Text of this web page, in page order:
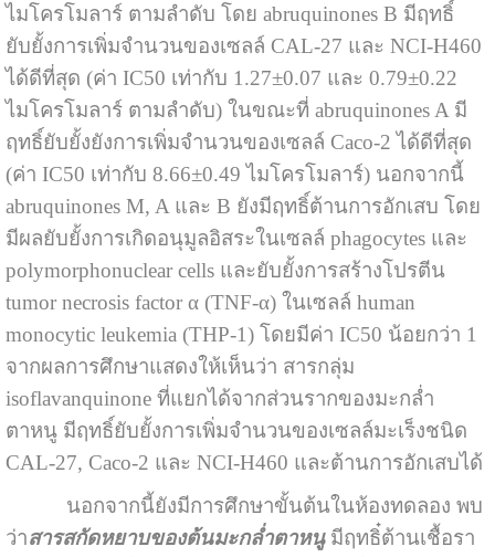
ไมโครโมลาร์ ตามลำดับ โดย abruquinones B มีฤทธิ์
ยับยั้งการเพิ่มจำนวนของเซลล์ CAL-27 และ NCI-H460
ได้ดีที่สุด (ค่า IC50 เท่ากับ 1.27±0.07 และ 0.79±0.22
ไมโครโมลาร์ ตามลำดับ) ในขณะที่ abruquinones A มี
ฤทธิ์ยับยั้งยังการเพิ่มจำนวนของเซลล์ Caco-2 ได้ดีที่สุด
(ค่า IC50 เท่ากับ 8.66±0.49 ไมโครโมลาร์) นอกจากนี้
abruquinones M, A และ B ยังมีฤทธิ์ต้านการอักเสบ โดย
มีผลยับยั้งการเกิดอนุมูลอิสระในเซลล์ phagocytes และ
polymorphonuclear cells และยับยั้งการสร้างโปรตีน
tumor necrosis factor α (TNF-α) ในเซลล์ human
monocytic leukemia (THP-1) โดยมีค่า IC50 น้อยกว่า 1
จากผลการศึกษาแสดงให้เห็นว่า สารกลุ่ม
isoflavanquinone ที่แยกได้จากส่วนรากของมะกล่ำ
ตาหนู มีฤทธิ์ยับยั้งการเพิ่มจำนวนของเซลล์มะเร็งชนิด
CAL-27, Caco-2 และ NCI-H460 และต้านการอักเสบได้
นอกจากนี้ยังมีการศึกษาขั้นต้นในห้องทดลอง พบ
ว่าสารสกัดหยาบของต้นมะกล่ำตาหนู มีฤทธิ๋ต้านเชื้อรา